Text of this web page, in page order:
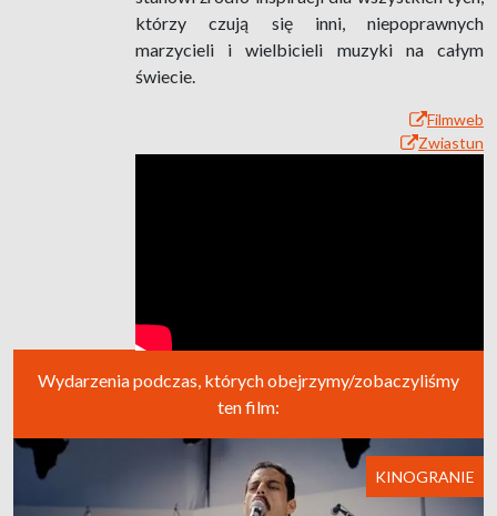
którzy czują się inni, niepoprawnych
marzycieli i wielbicieli muzyki na całym
świecie.
Filmweb
Zwiastun
Wydarzenia podczas, których obejrzymy/zobaczyliśmy
ten film:
KINOGRANIE